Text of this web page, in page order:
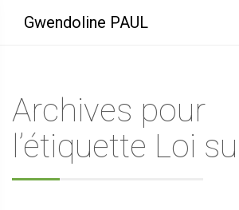
Gwendoline PAUL
Archives pour
l’étiquette Loi